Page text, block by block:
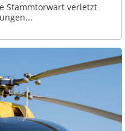
Stammtorwart verletzt